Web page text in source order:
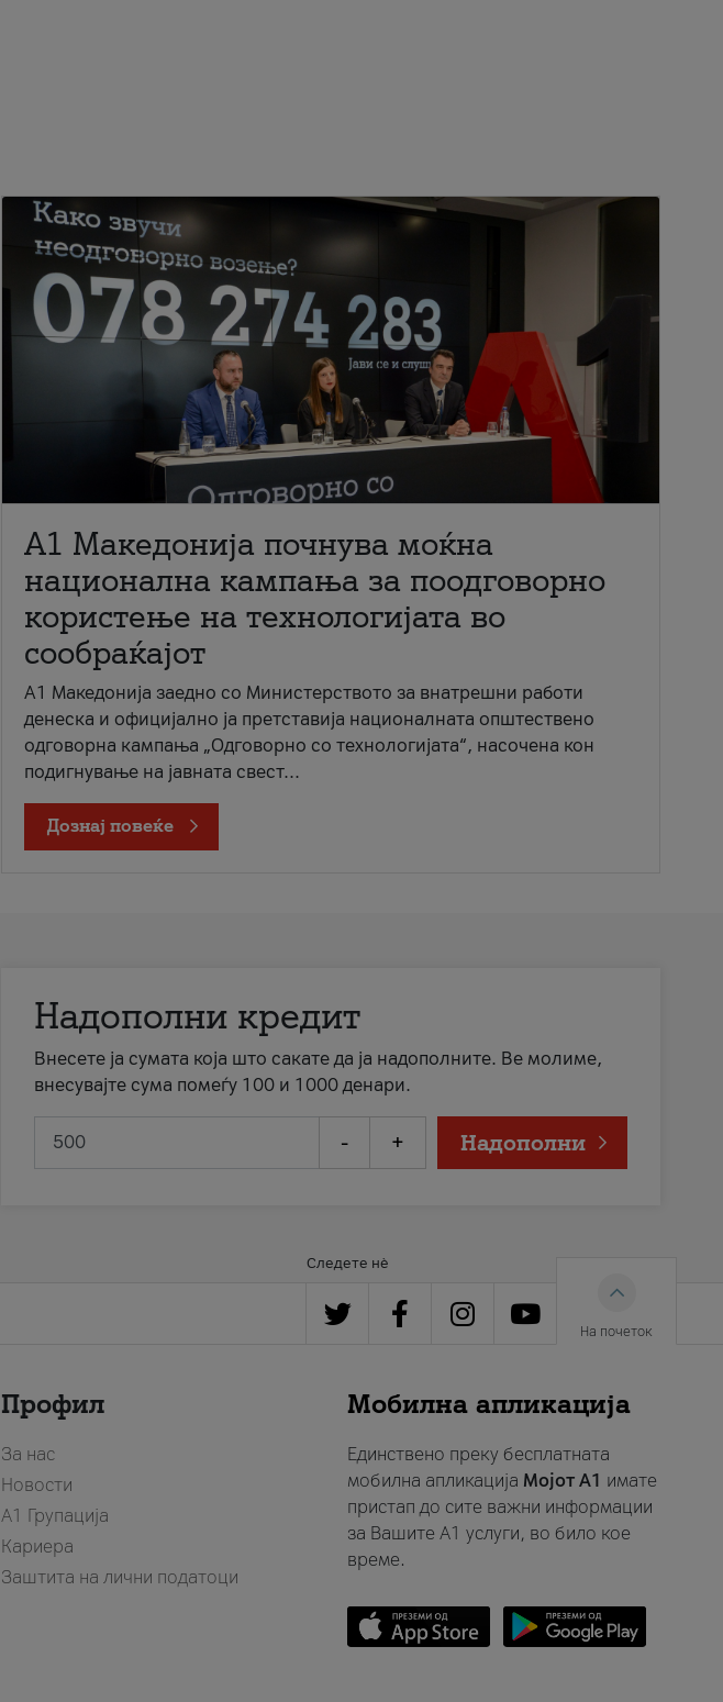
A1 Македонија почнува моќна
национална кампања за поодговорно
користење на технологијата во
сообраќајот
A1 Македонија заедно со Министерството за внатрешни работи
денеска и официјално ја претставија националната општествено
одговорна кампања „Одговорно со технологијата“, насочена кон
подигнување на јавната свест...
Дознај повеќе
Надополни кредит
Внесете ја сумата која што сакате да ја надополните. Ве молиме,
внесувајте сума помеѓу 100 и 1000 денари.
- + Надополни
Следете нè
На почеток
Профил
За нас
Новости
А1 Групација
Кариера
Заштита на лични податоци
Мобилна апликација
Единствено преку бесплатната
мобилна апликација Мојот A1 имате
пристап до сите важни информации
за Вашите A1 услуги, во било кое
време.